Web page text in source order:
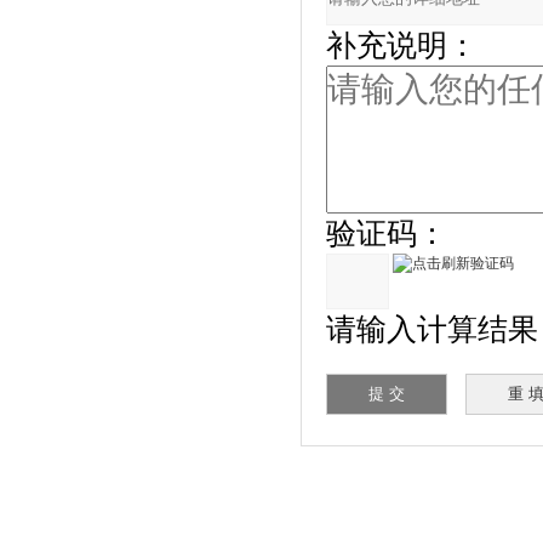
补充说明：
验证码：
请输入计算结果